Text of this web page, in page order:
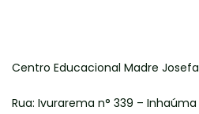
Centro Educacional Madre Josefa
Rua: Ivurarema n° 339 – Inhaúma